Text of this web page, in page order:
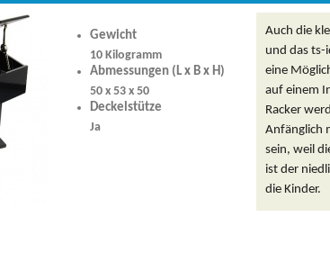
Gewicht
10 Kilogramm
Abmessungen (L x B x H)
50 x 53 x 50
Deckelstütze
Ja
Auch die
und das ts-
eine
auf einem
Racker
Anfänglich
sein, weil
ist der
die Kinder.